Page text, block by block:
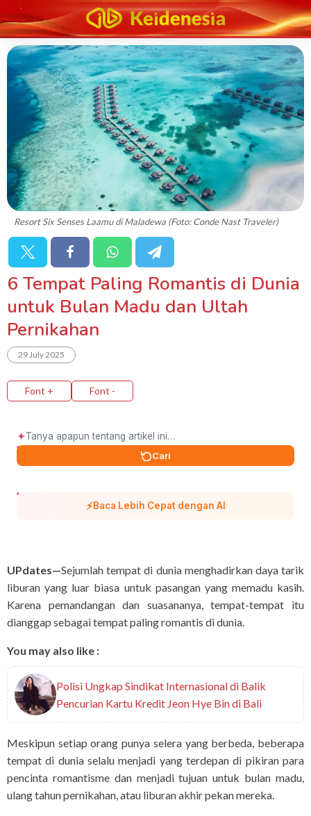
Resort Six Senses Laamu di Maladewa (Foto: Conde Nast Traveler)
6 Tempat Paling Romantis di Dunia
untuk Bulan Madu dan Ultah
Pernikahan
29 July 2025
Font + Font -
✦
Cari
⚡Baca Lebih Cepat dengan AI
UPdates—Sejumlah tempat di dunia menghadirkan daya tarik
liburan yang luar biasa untuk pasangan yang memadu kasih.
Karena pemandangan dan suasananya, tempat-tempat itu
dianggap sebagai tempat paling romantis di dunia.
You may also like :
Polisi Ungkap Sindikat Internasional di Balik
Pencurian Kartu Kredit Jeon Hye Bin di Bali
Meskipun setiap orang punya selera yang berbeda, beberapa
tempat di dunia selalu menjadi yang terdepan di pikiran para
pencinta romantisme dan menjadi tujuan untuk bulan madu,
ulang tahun pernikahan, atau liburan akhir pekan mereka.